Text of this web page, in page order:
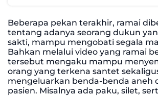
Beberapa pekan terakhir, ramai
tentang adanya seorang dukun
sakti, mampu mengobati segala
Bahkan melalui video yang ramai
tersebut mengaku mampu
orang yang terkena santet
mengeluarkan benda-benda aneh
pasien. Misalnya ada paku, silet,